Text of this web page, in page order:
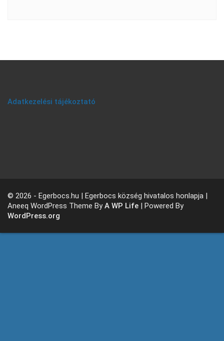
Adatkezelési tájékoztató
© 2026 - Egerbocs.hu | Egerbocs község hivatalos honlapja |
Aneeq WordPress Theme ByA WP Life | Powered By
WordPress.org